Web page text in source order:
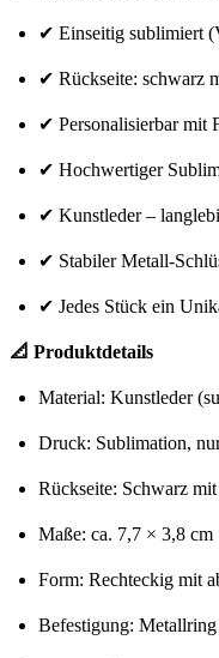
✔ Einseitig sublimiert
✔ Rückseite: schwarz
✔ Personalisierbar mit
✔ Hochwertiger
✔ Kunstleder –
✔ Stabiler Metall-
✔ Jedes Stück ein
📐 Produktdetails
Material: Kunstleder
Druck: Sublimation,
Rückseite: Schwarz
Maße: ca. 7,7 × 3,8 cm
Form: Rechteckig mit
Befestigung: